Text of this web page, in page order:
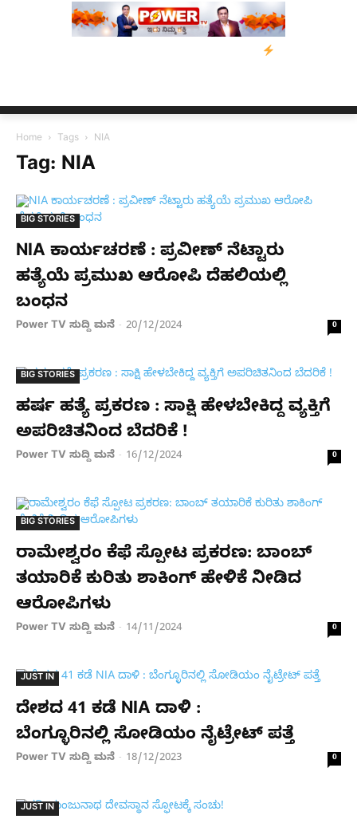
ನೈಸ್ ರಸ್ತೆಯಲ್ಲಿ
Home Tags NIA
Tag: NIA
BIG STORIES
NIA ಕಾರ್ಯಚರಣೆ : ಪ್ರವೀಣ್​ ನೆಟ್ಟಾರು
ಹತ್ಯೆಯೆ ಪ್ರಮುಖ ಆರೋಪಿ ದೆಹಲಿಯಲ್ಲಿ
ಬಂಧನ
Power TV ಸುದ್ದಿ ಮನೆ - 20/12/2024 0
BIG STORIES
ಹರ್ಷ ಹತ್ಯೆ ಪ್ರಕರಣ : ಸಾಕ್ಷಿ ಹೇಳಬೇಕಿದ್ದ ವ್ಯಕ್ತಿಗೆ
ಅಪರಿಚಿತನಿಂದ ಬೆದರಿಕೆ !
Power TV ಸುದ್ದಿ ಮನೆ - 16/12/2024 0
BIG STORIES
ರಾಮೇಶ್ವರಂ ಕೆಫೆ ಸ್ಪೋಟ ಪ್ರಕರಣ: ಬಾಂಬ್​
ತಯಾರಿಕೆ ಕುರಿತು ಶಾಕಿಂಗ್​ ಹೇಳಿಕೆ ನೀಡಿದ
ಆರೋಪಿಗಳು
Power TV ಸುದ್ದಿ ಮನೆ - 14/11/2024 0
JUST IN
ದೇಶದ 41 ಕಡೆ NIA ದಾಳಿ :
ಬೆಂಗ್ಳೂರಿನಲ್ಲಿ ಸೋಡಿಯಂ ನೈಟ್ರೇಟ್ ಪತ್ತೆ
Power TV ಸುದ್ದಿ ಮನೆ - 18/12/2023 0
JUST IN